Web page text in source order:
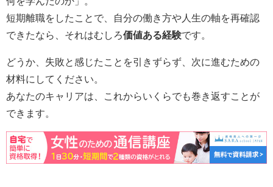
短期離職をしたことで、自分の働き方や人生の軸を再確認
できたなら、それはむしろ価値ある経験です。
どうか、失敗と感じたことを引きずらず、次に進むための
材料にしてください。
あなたのキャリアは、これからいくらでも巻き返すことが
できます。